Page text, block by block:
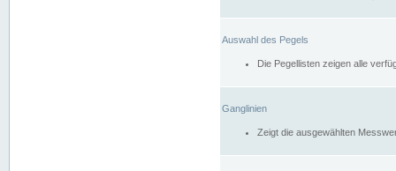
Auswahl des Pegels
Die Pegellisten zeigen alle
Ganglinien
Zeigt die ausgewählten